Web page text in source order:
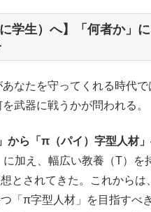
学生）へ】「何者か」
なたを守ってくれる時代で
を武器に戦うかが問われる。
から「π（パイ）字型人材
に加え、幅広い教養（T）を
とされてきた。これからは
「π字型人材」を目指すべ